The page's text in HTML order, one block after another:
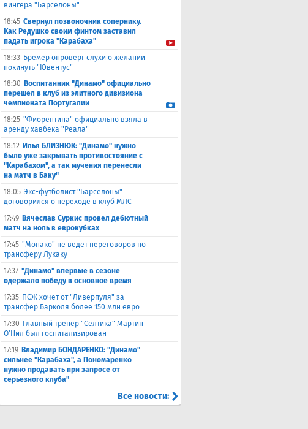
вингера "Барселоны"
18:45 Свернул позвоночник сопернику.
Как Редушко своим финтом заставил
падать игрока "Карабаха"
18:33 Бремер опроверг слухи о желании
покинуть "Ювентус"
18:30 Воспитанник "Динамо" официально
перешел в клуб из элитного дивизиона
чемпионата Португалии
18:25 "Фиорентина" официально взяла в
аренду хавбека "Реала"
18:12 Илья БЛИЗНЮК: "Динамо" нужно
было уже закрывать противостояние с
"Карабахом", а так мучения перенесли
на матч в Баку"
18:05 Экс-футболист "Барселоны"
договорился о переходе в клуб МЛС
17:49 Вячеслав Суркис провел дебютный
матч на ноль в еврокубках
17:45 "Монако" не ведет переговоров по
трансферу Лукаку
17:37 "Динамо" впервые в сезоне
одержало победу в основное время
17:35 ПСЖ хочет от "Ливерпуля" за
трансфер Барколя более 150 млн евро
17:30 Главный тренер "Селтика" Мартин
О'Нил был госпитализирован
17:19 Владимир БОНДАРЕНКО: "Динамо"
сильнее "Карабаха", а Пономаренко
нужно продавать при запросе от
серьезного клуба"
Все новости: